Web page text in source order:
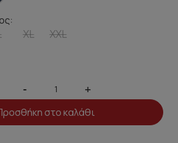
XL XXL
- +
στο καλάθι